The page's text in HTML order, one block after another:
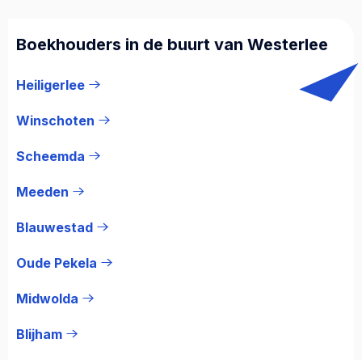
Boekhouders in de buurt van Westerlee
Heiligerlee
Winschoten
Scheemda
Meeden
Blauwestad
Oude Pekela
Midwolda
Blijham